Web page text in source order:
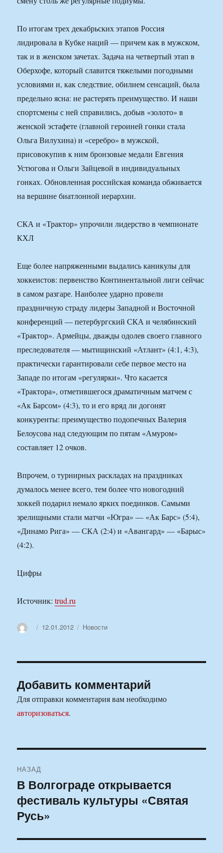
По итогам трех декабрьских этапов Россия
лидировала в Кубке наций — причем как в мужском,
так и в женском зачетах. Задача на четвертый этап в
Оберхофе, который славится тяжелыми погодными
условиями и, как следствие, обилием сенсаций, была
предельно ясна: не растерять преимущество. И наши
спортсмены с ней справились, добыв «золото» в
женской эстафете (главной героиней гонки стала
Ольга Вилухина) и «серебро» в мужской,
присовокупив к ним бронзовые медали Евгения
Устюгова и Ольги Зайцевой в индивидуальных
гонках. Обновленная российская команда обживается
на вершине биатлонной иерархии.
СКА и «Трактор» упрочили лидерство в чемпионате
КХЛ
Еще более напряженными выдались каникулы для
хоккеистов: первенство Континентальной лиги сейчас
в самом разгаре. Наиболее ударно провели
праздничную страду лидеры Западной и Восточной
конференций — петербургский СКА и челябинский
«Трактор». Армейцы, дважды одолев своего главного
преследователя — мытищинский «Атлант» (4:1, 4:3),
практически гарантировали себе первое место на
Западе по итогам «регулярки». Что касается
«Трактора», отметившегося драматичным матчем с
«Ак Барсом» (4:3), то и его вряд ли догонят
конкуренты: преимущество подопечных Валерия
Белоусова над следующим по пятам «Амуром»
составляет 12 очков.
Впрочем, о турнирных раскладах на праздниках
думалось менее всего, тем более что новогодний
хоккей подарил немало ярких поединков. Самыми
зрелищными стали матчи «Югра» — «Ак Барс» (5:4),
«Динамо Рига» — СКА (2:4) и «Авангард» — «Барыс»
(4:2).
Цифры
Источник:trud.ru
АвторОпубликовано
12.01.2012 Рубрики
Новости
Добавить комментарий
Для отправки комментария вам необходимо
авторизоваться.
по
записям
НАЗАД
Предыдущая
запись:
В Волгограде открывается
фестиваль культуры «Святая
Русь»